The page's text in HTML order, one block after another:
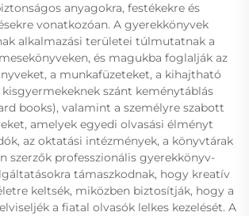
anyagokra, festékekre és
vonatkozóan. A gyerekkönyvek
alkalmazási területei túlmutatnak a
és magukba foglalják az
a munkafüzeteket, a kihajtható
kisgyermekeknek szánt keménytáblás
books), valamint a személyre szabott
amelyek egyedi olvasási élményt
az oktatási intézmények, a könyvtárak
szerzők professzionális gyerekkönyv-
támaszkodnak, hogy kreatív
keltsék, miközben biztosítják, hogy a
a fiatal olvasók lelkes kezelését. A